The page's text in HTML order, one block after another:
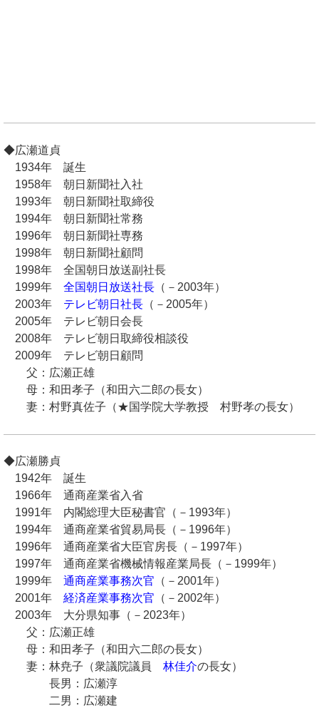
◆広瀬道貞
1934年 誕生
1958年 朝日新聞社入社
1993年 朝日新聞社取締役
1994年 朝日新聞社常務
1996年 朝日新聞社専務
1998年 朝日新聞社顧問
1998年 全国朝日放送副社長
1999年 全国朝日放送社長（－2003年）
2003年 テレビ朝日社長（－2005年）
2005年 テレビ朝日会長
2008年 テレビ朝日取締役相談役
2009年 テレビ朝日顧問
父：広瀬正雄
母：和田孝子（和田六二郎の長女）
妻：村野真佐子（★国学院大学教授 村野孝の長女）
◆広瀬勝貞
1942年 誕生
1966年 通商産業省入省
1991年 内閣総理大臣秘書官（－1993年）
1994年 通商産業省貿易局長（－1996年）
1996年 通商産業省大臣官房長（－1997年）
1997年 通商産業省機械情報産業局長（－1999年）
1999年 通商産業事務次官 （－2001年）
2001年 経済産業事務次官 （－2002年）
2003年 大分県知事（－2023年）
父：広瀬正雄
母：和田孝子（和田六二郎の長女）
妻：林尭子（衆議院議員 林佳介の長女）
長男：広瀬淳
二男：広瀬建